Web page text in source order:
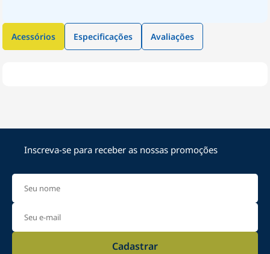
Acessórios Especificações Avaliações
Inscreva-se para receber as nossas promoções
Cadastrar